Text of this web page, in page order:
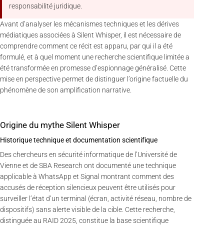
responsabilité juridique.
Avant d’analyser les mécanismes techniques et les dérives
médiatiques associées à Silent Whisper, il est nécessaire de
comprendre comment ce récit est apparu, par qui il a été
formulé, et à quel moment une recherche scientifique limitée a
été transformée en promesse d’espionnage généralisé. Cette
mise en perspective permet de distinguer l’origine factuelle du
phénomène de son amplification narrative.
Origine du mythe Silent Whisper
Historique technique et documentation scientifique
Des chercheurs en sécurité informatique de l’Université de
Vienne et de SBA Research ont documenté une technique
applicable à WhatsApp et Signal montrant comment des
accusés de réception silencieux peuvent être utilisés pour
surveiller l’état d’un terminal (écran, activité réseau, nombre de
dispositifs) sans alerte visible de la cible. Cette recherche,
distinguée au RAID 2025, constitue la base scientifique